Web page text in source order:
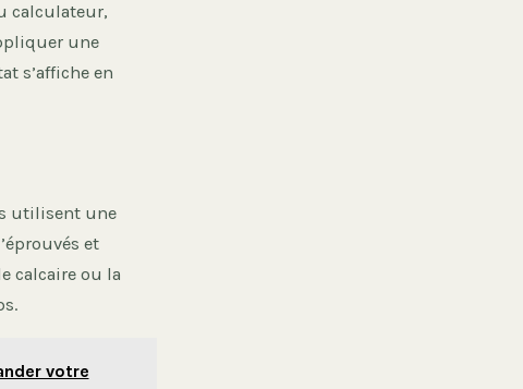
calculateur,
une
s’affiche en
utilisent une
et
calcaire ou la
votre